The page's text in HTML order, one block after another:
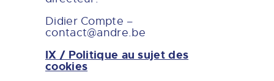
Didier Compte –
contact@andre.be
IX / Politique au sujet des
cookies